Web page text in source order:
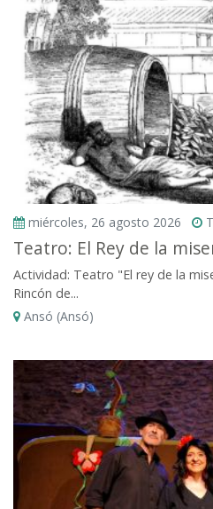
miércoles, 26 agosto 2026
Teatro: El Rey de la
Actividad: Teatro "El rey de la
Rincón de...
Ansó (Ansó)